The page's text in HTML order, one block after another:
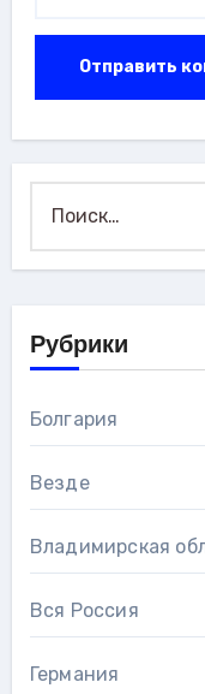
Рубрики
Болгария
Везде
Владимирская
Вся Россия
Германия